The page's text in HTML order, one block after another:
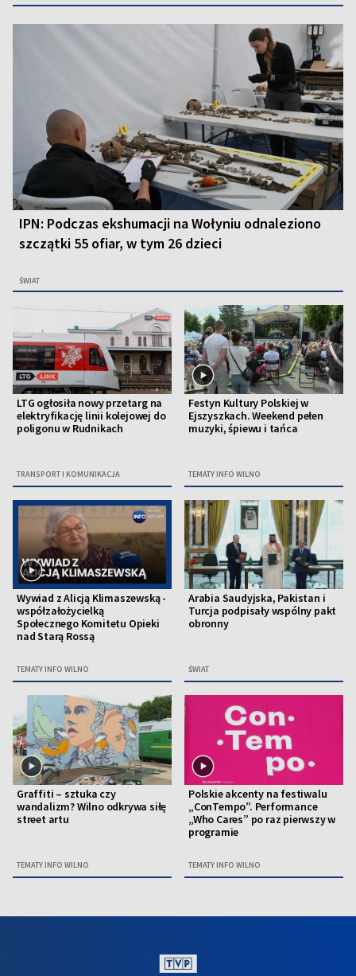
IPN: Podczas ekshumacji na Wołyniu odnaleziono
szczątki 55 ofiar, w tym 26 dzieci
ŚWIAT
LTG ogłosiła nowy przetarg na
elektryfikację linii kolejowej do
poligonu w Rudnikach
TRANSPORT I KOMUNIKACJA
Festyn Kultury Polskiej w
Ejszyszkach. Weekend pełen
muzyki, śpiewu i tańca
TEMATY INFO WILNO
Wywiad z Alicją Klimaszewską -
współzałożycielką
Społecznego Komitetu Opieki
nad Starą Rossą
TEMATY INFO WILNO
Arabia Saudyjska, Pakistan i
Turcja podpisały wspólny pakt
obronny
ŚWIAT
Graffiti – sztuka czy
wandalizm? Wilno odkrywa siłę
street artu
TEMATY INFO WILNO
Polskie akcenty na festiwalu
„ConTempo”. Performance
„Who Cares” po raz pierwszy w
programie
TEMATY INFO WILNO